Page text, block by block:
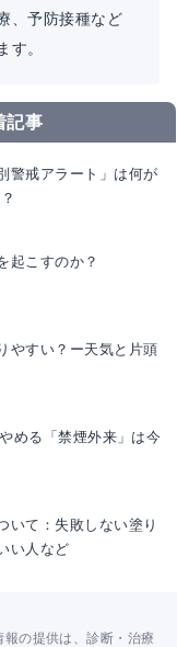
、予防接種など
す。
記事
警戒アラート」は何が
起こすのか？
やすい？ー天気と片頭
める「禁煙外来」は今
いて：失敗しない塗り
い人など
の提供は、診断・治療